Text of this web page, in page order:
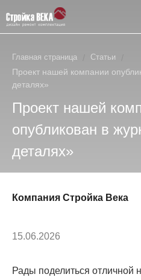
Главная страница Статьи
Проект нашей компании
деталях»
Проект нашей
опубликован в
деталях»
Компания Стройка Века
15.06.2026
Рады поделиться отличной